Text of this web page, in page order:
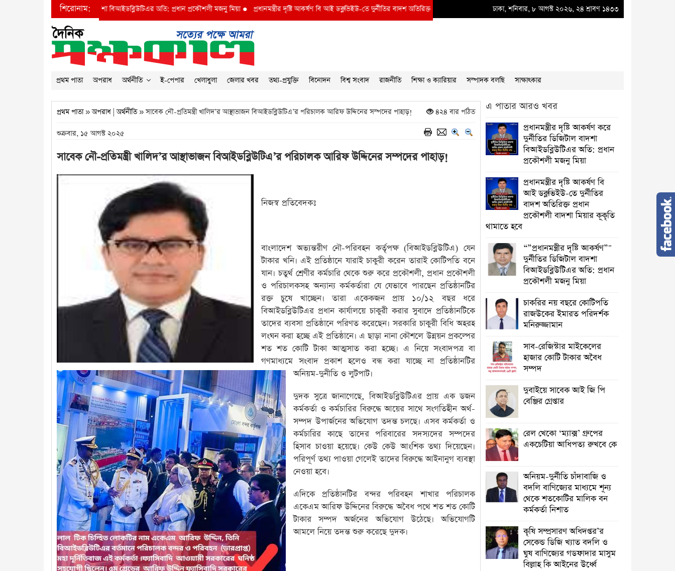
শিরোনাম:
ডিজিটাল বাদশা বিআইডব্লিউটিএর অতি: প্রধান প্রকৌশলী মজনু মিয়া●প্রধানমন্ত্রীর দৃষ্টি আকর্ষণ বি আই ডব্লুভিইউ-তে দুর্নীতির বাদশ অতিরিক্ত প্রধান প্রকৌশলী বাদশা মিয়ার কূকৃতি থামাতে হবে●“”প্রধানমন্ত্রীর দৃষ্টি আকর্ষণ”" দুর্নীতির ডিজিটাল বাদশা
ঢাকা, শনিবার, ৮ আগস্ট ২০২৬, ২৪ শ্রাবণ ১৪৩৩
প্রথম পাতা অপরাধ অর্থনীতি ই-পেপার খেলাধুলা জেলার খবর তথ্য-প্রযুক্তি বিনোদন বিশ্ব সংবাদ রাজনীতি শিক্ষা ও ক্যারিয়ার সম্পাদক বলছি সাক্ষাৎকার
প্রথম পাতা»অপরাধ |অর্থনীতি» সাবেক নৌ-প্রতিমন্ত্রী খালিদ’র আস্থাভাজন বিআইডব্লিউটিএ’র পরিচালক আরিফ উদ্দিনের সম্পদের পাহাড়! ৪২৪ বার পঠিত
শুক্রবার, ১৫ আগস্ট ২০২৫
সাবেক নৌ-প্রতিমন্ত্রী খালিদ’র আস্থাভাজন বিআইডব্লিউটিএ’র পরিচালক আরিফ উদ্দিনের সম্পদের পাহাড়!
নিজস্ব প্রতিবেদকঃ
বাংলাদেশ অভ্যন্তরীণ নৌ-পরিবহন কর্তৃপক্ষ (বিআইডব্লিউটিএ) যেন
টাকার খনি। এই প্রতিষ্ঠানে যারাই চাকুরী করেন তারাই কোটিপতি বনে
যান। চতুর্থ শ্রেণীর কর্মচারি থেকে শুরু করে প্রকৌশলী, প্রধান প্রকৌশলী
ও পরিচালকসহ অন্যান্য কর্মকর্তারা যে যেভাবে পারছেন প্রতিষ্ঠানটির
রক্ত চুষে খাচ্ছেন। তারা একেকজন প্রায় ১০/১২ বছর ধরে
বিআইডব্লিউটিএর প্রধান কার্যালয়ে চাকুরী করার সুবাদে প্রতিষ্ঠানটিকে
তাদের ব্যবসা প্রতিষ্ঠানে পরিণত করেছেন। সরকারি চাকুরী বিধি অহরহ
লংঘন করা হচ্ছে এই প্রতিষ্ঠানে। এ ছাড়া নানা কৌশলে উন্নয়ন প্রকল্পের
শত শত কোটি টাকা আত্মসাত করা হচ্ছে। এ নিয়ে সংবাদপত্র বা
গণমাধ্যমে সংবাদ প্রকাশ হলেও বন্ধ করা যাচ্ছে না প্রতিষ্ঠানটির
অনিয়ম-দুনীতি ও লুটপাট।
দুদক সুত্রে জানাগেছে, বিআইডব্লিউটিএর প্রায় এক ডজন
কর্মকর্তা ও কর্মচারির বিরুদ্ধে আয়ের সাথে সংগতিহীন অর্থ-
সম্পদ উপার্জনের অভিযোগ তদন্ত চলছে। এসব কর্মকর্তা ও
কর্মচারির কাছে তাদের পরিবারের সদস্যদের সম্পদের
হিসাব চাওয়া হয়েছে। কেউ কেউ আংশিক তথ্য দিয়েছেন।
পরিপূর্ণ তথ্য পাওয়া গেলেই তাদের বিরুদ্ধে আইনানুগ ব্যবস্থা
নেওয়া হবে।
এদিকে প্রতিষ্ঠানটির বন্দর পরিবহন শাখার পরিচালক
একেএম আরিফ উদ্দিনের বিরুদ্ধে অবৈধ পথে শত শত কোটি
টাকার সম্পদ অর্জনের অভিযোগ উঠেছে। অভিযোগটি
আমলে নিয়ে তদন্ত শুরু করেছে দুদক।
এ পাতার আরও খবর
প্রধানমন্ত্রীর দৃষ্টি আকর্ষণ করে
দুর্নীতির ডিজিটাল বাদশা
বিআইডব্লিউটিএর অতি: প্রধান
প্রকৌশলী মজনু মিয়া
প্রধানমন্ত্রীর দৃষ্টি আকর্ষণ বি
আই ডব্লুভিইউ-তে দুর্নীতির
বাদশ অতিরিক্ত প্রধান
প্রকৌশলী বাদশা মিয়ার কূকৃতি
থামাতে হবে
“”প্রধানমন্ত্রীর দৃষ্টি আকর্ষণ”"
দুর্নীতির ডিজিটাল বাদশা
বিআইডব্লিউটিএর অতি: প্রধান
প্রকৌশলী মজনু মিয়া
চাকরির নয় বছরে কোটিপতি
রাজউকের ইমারত পরিদর্শক
মনিরুজ্জামান
সাব-রেজিস্টার মাইকেলের
হাজার কোটি টাকার অবৈধ
সম্পদ
দুবাইয়ে সাবেক আই জি পি
বেঞ্জির গ্রেপ্তার
রেল খেকো ‘ম্যাক্স’ গ্রুপের
একচেটিয়া আধিপত্য রুখবে কে
অনিয়ম-দুর্নীতি চাঁদাবাজি ও
বদলি বাণিজ্যের মাধ্যমে শূন্য
থেকে শতকোটির মালিক বন
কর্মকর্তা নিশাত
কৃষি সম্প্রসারণ অধিদপ্তর’র
সেকেন্ড ডিজি খ্যাত বদলি ও
ঘুষ বাণিজ্যের গডফাদার মাসুম
বিল্লাহ কি আইনের উর্ধ্বে